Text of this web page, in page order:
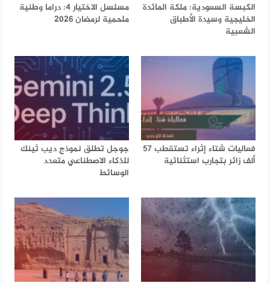
الكبسة السعودية: ملكة المائدة
الخليجية وسيدة الأطباق
الشعبية
مسلسل الاختيار 4: دراما وطنية
ملحمية لرمضان 2026
فعاليات شتاء إثراء تستقطب 57
ألف زائر بتجارب استثنائية
جوجل تطلق نموذج ديب ثينك
للذكاء الاصطناعي متعدد
الوسائط